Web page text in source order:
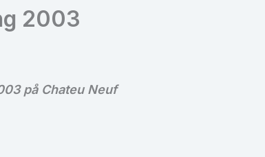
2003
på Chateu Neuf